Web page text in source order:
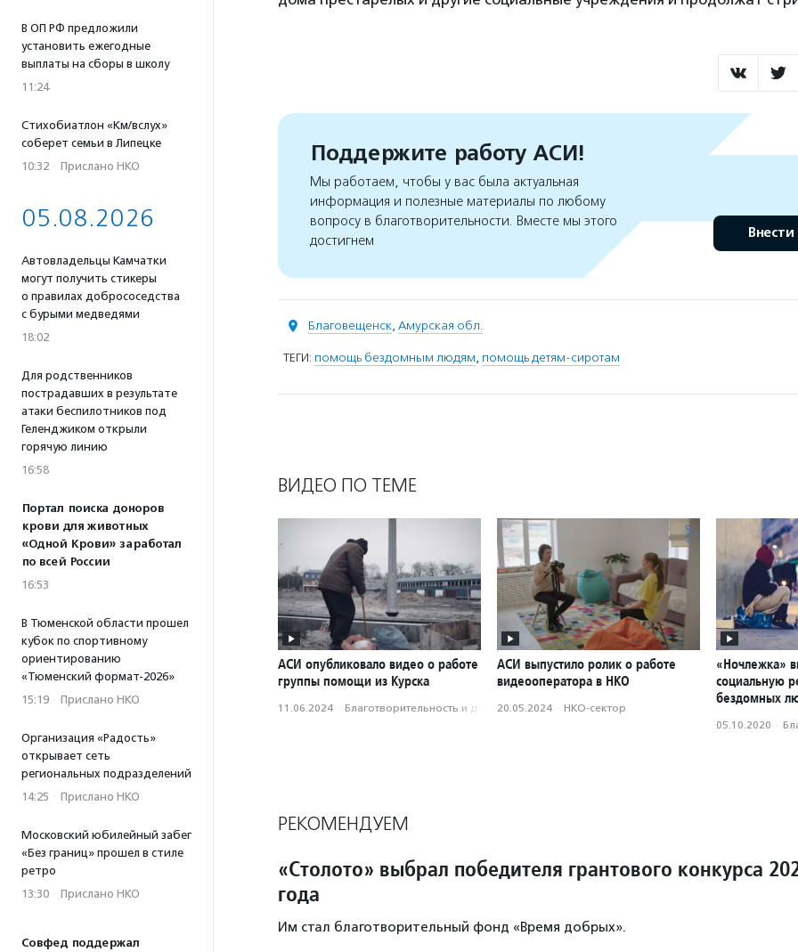
В ОП РФ предложили
установить ежегодные
выплаты на сборы в школу
11:24
Стихобиатлон «Км/вслух»
соберет семьи в Липецке
10:32 · Прислано НКО
05.08.2026
Автовладельцы Камчатки
могут получить стикеры
о правилах добрососедства
с бурыми медведями
18:02
Для родственников
пострадавших в результате
атаки беспилотников под
Геленджиком открыли
горячую линию
16:58
Портал поиска доноров
крови для животных
«Одной Крови» заработал
по всей России
16:53
В Тюменской области прошел
кубок по спортивному
ориентированию
«Тюменский формат-2026»
15:19 · Прислано НКО
Организация «Радость»
открывает сеть
региональных подразделений
14:25 · Прислано НКО
Московский юбилейный забег
«Без границ» прошел в стиле
ретро
13:30 · Прислано НКО
Совфед поддержал
Поддержите работу АСИ!
Мы работаем, чтобы у вас была актуальная
информация и полезные материалы по любому
вопросу в благотворительности. Вместе мы этого
достигнем
Внести
Благовещенск, Амурская обл.
ТЕГИ: помощь бездомным людям, помощь детям-сиротам
ВИДЕО ПО ТЕМЕ
АСИ опубликовало видео о работе
группы помощи из Курска
11.06.2024 · Благотвори­тель­ность и доброволь­чест­во
АСИ выпустило ролик о работе
видеооператора в НКО
20.05.2024 · НКО-сектор
«Ночлежка»
социальную
бездомных
05.10.2020 ·
РЕКОМЕНДУЕМ
«Столото» выбрал победителя грантового конкурса
года
Им стал благотворительный фонд «Время добрых».